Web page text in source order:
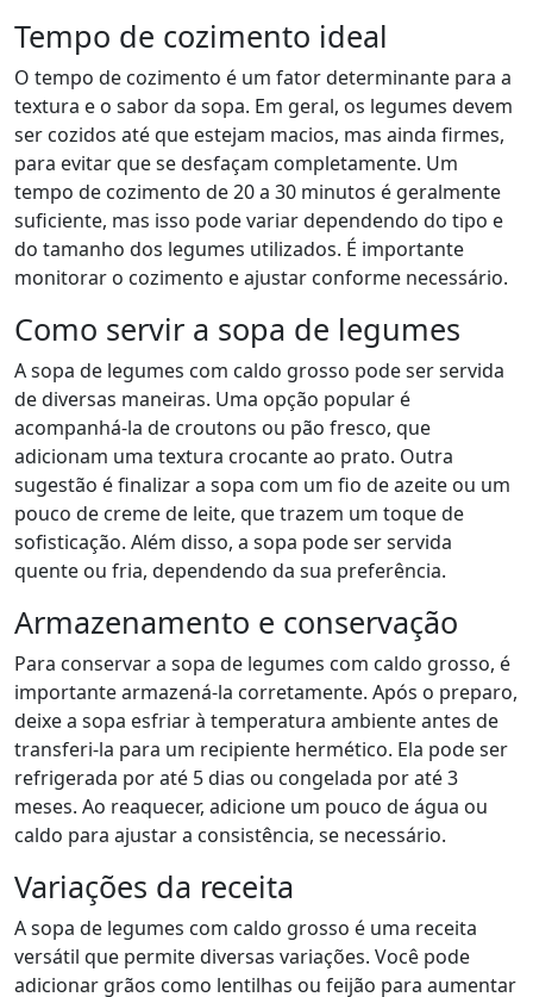
Tempo de cozimento ideal
O tempo de cozimento é um fator determinante para a
textura e o sabor da sopa. Em geral, os legumes devem
ser cozidos até que estejam macios, mas ainda firmes,
para evitar que se desfaçam completamente. Um
tempo de cozimento de 20 a 30 minutos é geralmente
suficiente, mas isso pode variar dependendo do tipo e
do tamanho dos legumes utilizados. É importante
monitorar o cozimento e ajustar conforme necessário.
Como servir a sopa de legumes
A sopa de legumes com caldo grosso pode ser servida
de diversas maneiras. Uma opção popular é
acompanhá-la de croutons ou pão fresco, que
adicionam uma textura crocante ao prato. Outra
sugestão é finalizar a sopa com um fio de azeite ou um
pouco de creme de leite, que trazem um toque de
sofisticação. Além disso, a sopa pode ser servida
quente ou fria, dependendo da sua preferência.
Armazenamento e conservação
Para conservar a sopa de legumes com caldo grosso, é
importante armazená-la corretamente. Após o preparo,
deixe a sopa esfriar à temperatura ambiente antes de
transferi-la para um recipiente hermético. Ela pode ser
refrigerada por até 5 dias ou congelada por até 3
meses. Ao reaquecer, adicione um pouco de água ou
caldo para ajustar a consistência, se necessário.
Variações da receita
A sopa de legumes com caldo grosso é uma receita
versátil que permite diversas variações. Você pode
adicionar grãos como lentilhas ou feijão para aumentar